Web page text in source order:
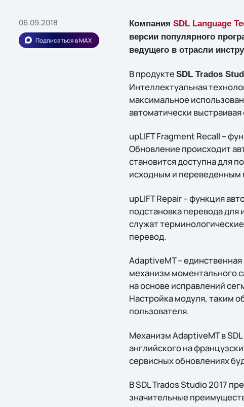
06.09.2018
Подписаться в MAX
Компания SDL Language
версии популярного
ведущего в отрасли
В продуктеSDL Trados
Интеллектуальная
максимальное
автоматически
upLIFT Fragment Recall –
Обновление происходит
становится доступна для
исходным и переведенным
upLIFT Repair – функция
подстановка перевода
служат
перевод.
AdaptiveMT –
механизм моментального
на основе исправлений
Настройка модуля, таким
пользователя.
Механизм AdaptiveMT в
английского на
сервисных обновлениях
В SDL Trados Studio 2017
значительные